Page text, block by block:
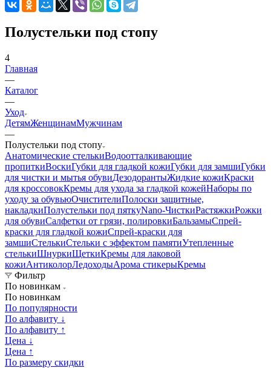
Полустельки под стопу
4
Главная
—
Каталог
—
Уход
ДетямЖенщинамМужчинам
—
Полустельки под стопу
Анатомические стелькиВодоотталкивающие
пропиткиВоскиГубки для гладкой кожиГубки для замшиГубки
для чистки и мытья обувиДезодорантыЖидкие кожиКраски
для кроссовокКремы для ухода за гладкой кожейНаборы по
уходу за обувьюОчистителиПолоски защитные,
накладкиПолустельки под пяткуNano-ЧисткиРастяжкиРожки
для обувиСалфетки от грязи, полировкиБальзамыСпрей-
краски для гладкой кожиСпрей-краски для
замшиСтелькиСтельки с эффектом памятиУтепленные
стелькиШнуркиЩеткиКремы для лаковой
кожиАнтиколорЛедоходыАрома стикерыКремы
Фильтр
По новинкам
По новинкам
По популярности
По алфавиту ↓
По алфавиту ↑
Цена ↓
Цена ↑
По размеру скидки